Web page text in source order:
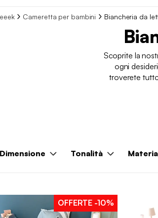
Cameretta per bambini Biancheria da
Scoprite la
ogni
troverete
Dimensione Tonalità
OFFERTE -10%